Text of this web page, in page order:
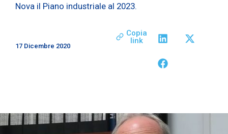
Nova il Piano industriale al 2023.
17 Dicembre 2020
Copia
link